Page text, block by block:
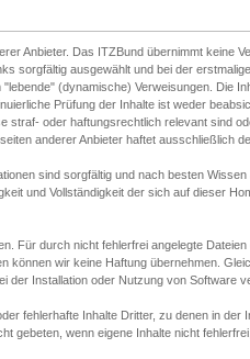
Anbieter. Das ITZBund übernimmt keine
sorgfältig ausgewählt und bei der
(dynamische) Verweisungen. Die
Prüfung der Inhalte ist weder
straf- oder haftungsrechtlich relevant sind
anderer Anbieter haftet ausschließlich
sind sorgfältig und nach besten
und Vollständigkeit der sich auf dieser
Für durch nicht fehlerfrei angelegte
können wir keine Haftung übernehmen.
der Installation oder Nutzung von Software
fehlerhafte Inhalte Dritter, zu denen in der
gebeten, wenn eigene Inhalte nicht